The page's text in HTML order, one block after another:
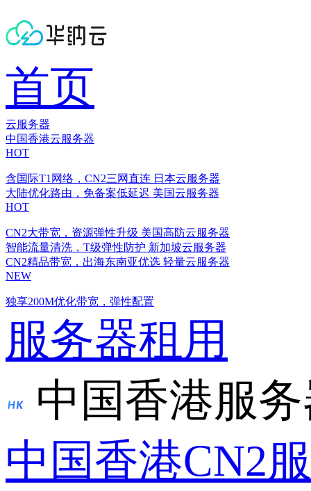
首页
云服务器
中国香港云服务器
HOT
含国际T1网络，CN2三网直连 日本云服务器
大陆优化路由，免备案低延迟 美国云服务器
HOT
CN2大带宽，资源弹性升级 美国高防云服务器
智能流量清洗，T级弹性防护 新加坡云服务器
CN2精品带宽，出海东南亚优选 轻量云服务器
NEW
独享200M优化带宽，弹性配置
服务器租用
中国香港服
中国香港CN2